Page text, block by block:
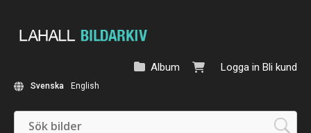
Logga in Bli kund
Album
Svenska English